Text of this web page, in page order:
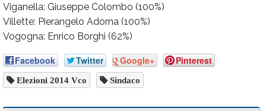
Viganella: Giuseppe Colombo (100%)
Villette: Pierangelo Adorna (100%)
Vogogna: Enrico Borghi (62%)
Facebook Twitter Google+ Pinterest
Elezioni 2014 Vco Sindaco